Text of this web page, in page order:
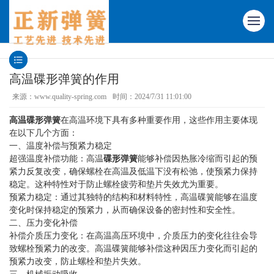
高温碟形弹簧的作用
来源：www.quality-spring.com 时间：2024/7/31 11:01:00
高温碟形弹簧在高温环境下具有多种重要作用，这些作用主要体现
在以下几个方面：
一、温度补偿与预紧力稳定
超强温度补偿功能：高温碟形弹簧能够补偿因热胀冷缩而引起的预
紧力反复改变，确保螺栓在高温及低温下没有松弛，使预紧力保持
稳定。这种特性对于防止螺栓疲劳和垫片失效尤为重要。
预紧力稳定：通过其独特的结构和材料特性，高温碟簧能够在温度
变化时保持稳定的预紧力，从而确保设备的密封性和安全性。
二、压力变化补偿
补偿介质压力变化：在高温高压环境中，介质压力的变化往往会导
致螺栓预紧力的改变。高温碟簧能够补偿这种因压力变化而引起的
预紧力改变，防止螺栓和垫片失效。